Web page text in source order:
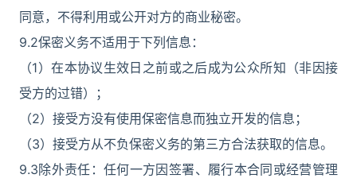
同意，不得利用或公开对方的商业秘密。
9.2保密义务不适用于下列信息：
（1）在本协议生效日之前或之后成为公众所知（非因接
受方的过错）；
（2）接受方没有使用保密信息而独立开发的信息；
（3）接受方从不负保密义务的第三方合法获取的信息。
9.3除外责任：任何一方因签署、履行本合同或经营管理